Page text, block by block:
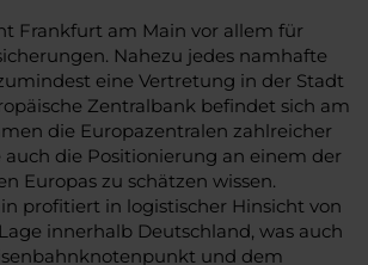
Frankfurt am Main vor allem für
Nahezu jedes namhafte
eine Vertretung in der Stadt
Zentralbank befindet sich am
die Europazentralen zahlreicher
auch die Positionierung an einem der
Europas zu schätzen wissen.
profitiert in logistischer Hinsicht von
innerhalb Deutschland, was auch
und dem